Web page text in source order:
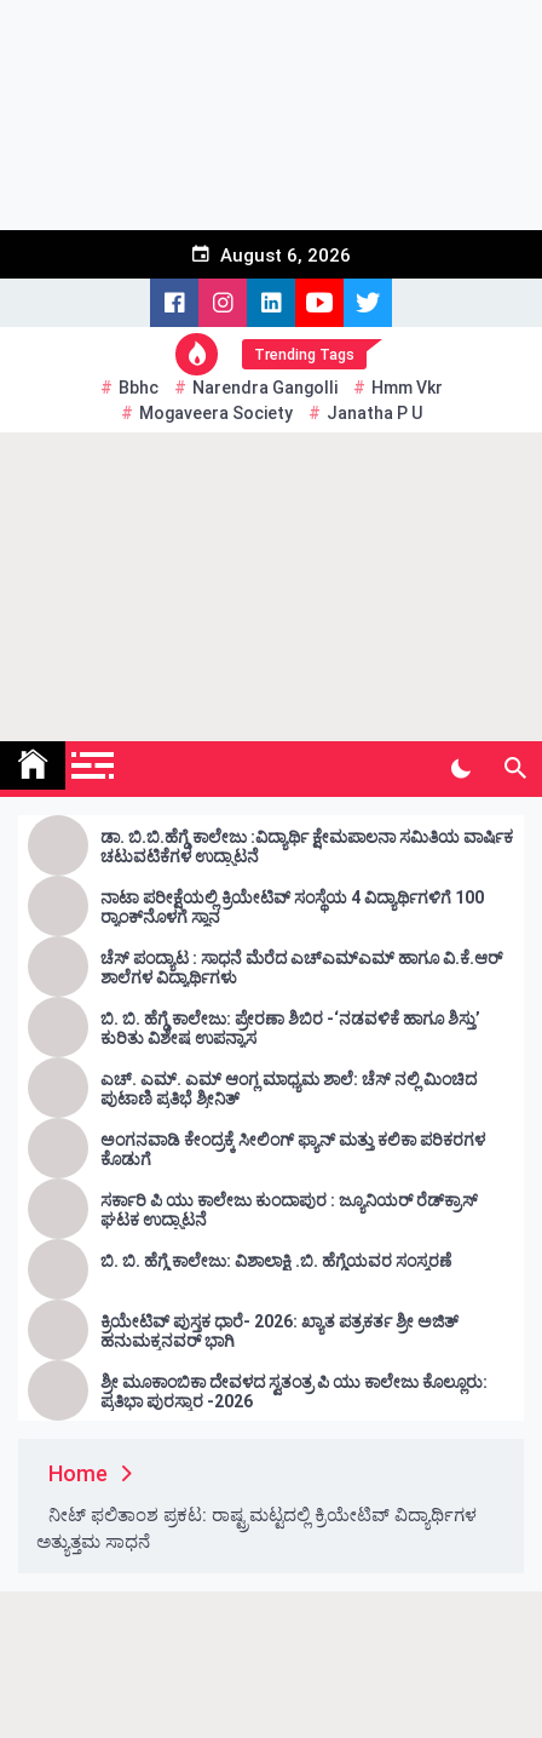
August 6, 2026
Trending Tags
Bbhc Narendra Gangolli
Hmm Vkr
Mogaveera Society
Janatha P U
Kunda Vahini – ಕುಂದ ವಾಹಿನಿ
ಡಾ. ಬಿ.ಬಿ.ಹೆಗ್ಡೆ ಕಾಲೇಜು :ವಿದ್ಯಾರ್ಥಿ ಕ್ಷೇಮಪಾಲನಾ ಸಮಿತಿಯ ವಾರ್ಷಿಕ
ಚಟುವಟಿಕೆಗಳ ಉದ್ಘಾಟನೆ
ನಾಟಾ ಪರೀಕ್ಷೆಯಲ್ಲಿ ಕ್ರಿಯೇಟಿವ್ ಸಂಸ್ಥೆಯ 4 ವಿದ್ಯಾರ್ಥಿಗಳಿಗೆ 100
ರ‍್ಯಾಂಕ್‌ನೊಳಗೆ ಸ್ಥಾನ
ಚೆಸ್ ಪಂದ್ಯಾಟ : ಸಾಧನೆ ಮೆರೆದ ಎಚ್ಎಮ್ಎಮ್ ಹಾಗೂ ವಿ.ಕೆ.ಆರ್
ಶಾಲೆಗಳ ವಿದ್ಯಾರ್ಥಿಗಳು
ಬಿ. ಬಿ. ಹೆಗ್ಡೆ ಕಾಲೇಜು: ಪ್ರೇರಣಾ ಶಿಬಿರ -‘ನಡವಳಿಕೆ ಹಾಗೂ ಶಿಸ್ತು’
ಕುರಿತು ವಿಶೇಷ ಉಪನ್ಯಾಸ
ಎಚ್. ಎಮ್. ಎಮ್ ಆಂಗ್ಲ ಮಾಧ್ಯಮ ಶಾಲೆ: ಚೆಸ್ ನಲ್ಲಿ ಮಿಂಚಿದ
ಪುಟಾಣಿ ಪ್ರತಿಭೆ ಶ್ರೀನಿತ್
ಅಂಗನವಾಡಿ ಕೇಂದ್ರಕ್ಕೆ ಸೀಲಿಂಗ್ ಫ್ಯಾನ್ ಮತ್ತು ಕಲಿಕಾ ಪರಿಕರಗಳ
ಕೊಡುಗೆ
ಸರ್ಕಾರಿ ಪಿ ಯು ಕಾಲೇಜು ಕುಂದಾಪುರ : ಜ್ಯೂನಿಯರ್‌ ರೆಡ್‌ಕ್ರಾಸ್‌
ಘಟಕ ಉದ್ಘಾಟನೆ
ಬಿ. ಬಿ. ಹೆಗ್ಡೆ ಕಾಲೇಜು: ವಿಶಾಲಾಕ್ಷಿ .ಬಿ. ಹೆಗ್ಡೆಯವರ ಸಂಸ್ಮರಣೆ
ಕ್ರಿಯೇಟಿವ್ ಪುಸ್ತಕ ಧಾರೆ- 2026: ಖ್ಯಾತ ಪತ್ರಕರ್ತ ಶ್ರೀ ಅಜಿತ್
ಹನುಮಕ್ಕನವರ್ ಭಾಗಿ
ಶ್ರೀ ಮೂಕಾಂಬಿಕಾ ದೇವಳದ ಸ್ವತಂತ್ರ ಪಿ ಯು ಕಾಲೇಜು ಕೊಲ್ಲೂರು:
ಪ್ರತಿಭಾ ಪುರಸ್ಕಾರ -2026
Home
ನೀಟ್‌ ಫಲಿತಾಂಶ ಪ್ರಕಟ: ರಾಷ್ಟ್ರಮಟ್ಟದಲ್ಲಿ ಕ್ರಿಯೇಟಿವ್‌ ವಿದ್ಯಾರ್ಥಿಗಳ
ಅತ್ಯುತ್ತಮ ಸಾಧನೆ